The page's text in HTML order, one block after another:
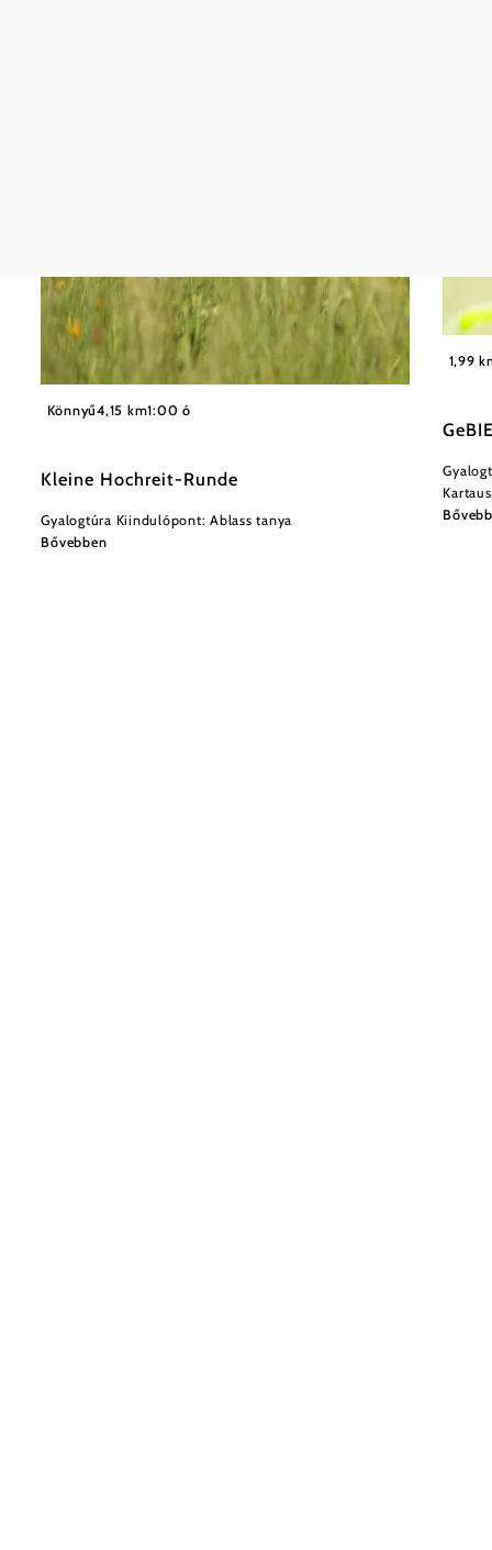
©
(C) Heidi Zettel
Könnyű4,15 km1:00 ó
Kleine Hochreit-Runde
Gyalogtúra Kiindulópont: Ablass tanya
Bővebben
1,99